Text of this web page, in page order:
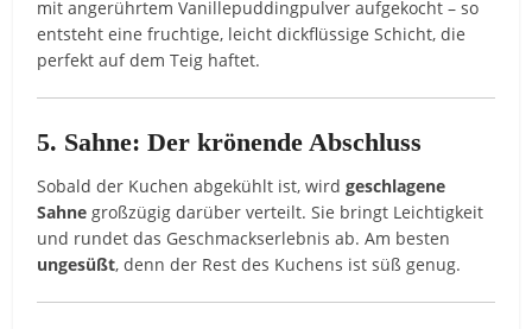
mit angerührtem Vanillepuddingpulver aufgekocht – so
entsteht eine fruchtige, leicht dickflüssige Schicht, die
perfekt auf dem Teig haftet.
5. Sahne: Der krönende Abschluss
Sobald der Kuchen abgekühlt ist, wirdgeschlagene
Sahne großzügig darüber verteilt. Sie bringt Leichtigkeit
und rundet das Geschmackserlebnis ab. Am besten
ungesüßt, denn der Rest des Kuchens ist süß genug.